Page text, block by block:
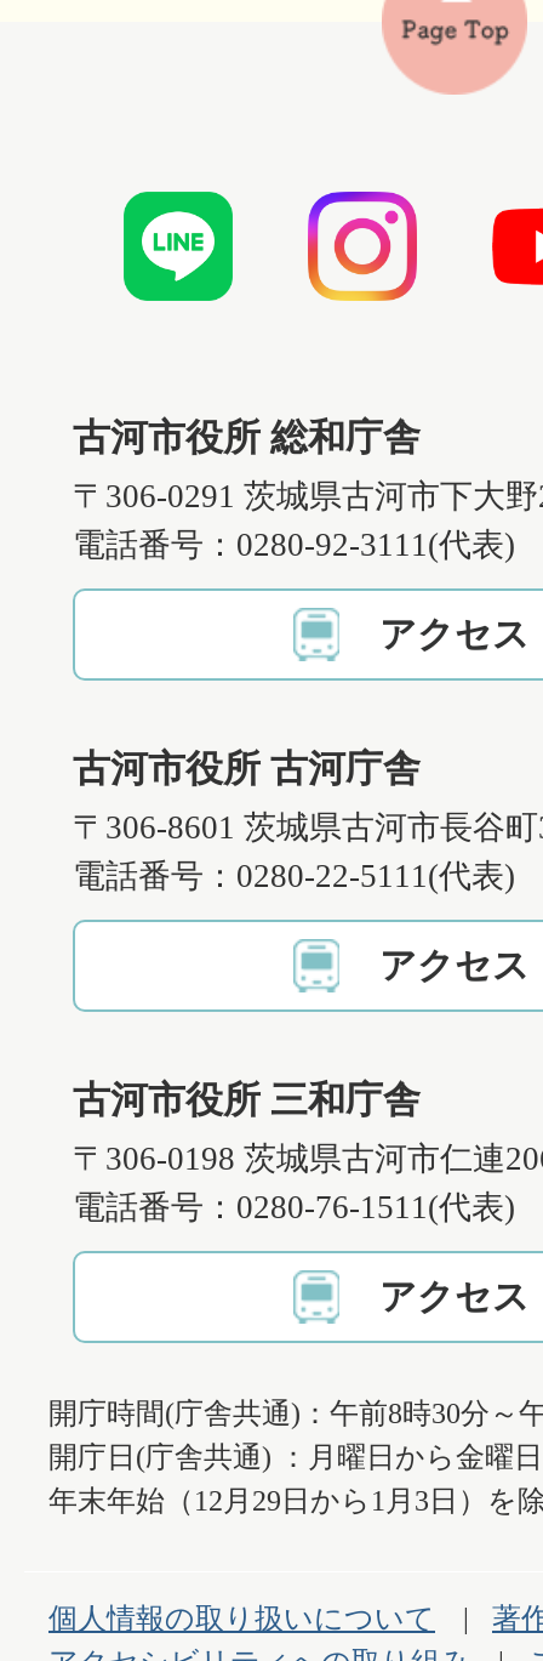
古河市役所 総和庁舎
〒306-0291 茨城県古河市下大
電話番号：0280-92-3111(代表)
アクセス
古河市役所 古河庁舎
〒306-8601 茨城県古河市長谷
電話番号：0280-22-5111(代表)
アクセス
古河市役所 三和庁舎
〒306-0198 茨城県古河市仁連
電話番号：0280-76-1511(代表)
アクセス
開庁時間(庁舎共通)：午前8時30分～
開庁日(庁舎共通) ：月曜日から金曜
年末年始（12月29日から1月3日）を
個人情報の取り扱いについて
著